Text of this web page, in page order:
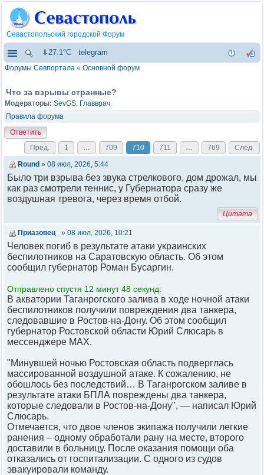
Севастопольский городской Форум
⇓27.1°C telegram
Форумы Севпортала « Основной форум
Что за взрывы странные?
Модераторы: SevGS, Главврач
Правила форума
Ответить
Пред.
1 … 709 710 711 … 769 След.
Round » 08 июл, 2026, 5:44
Было три взрыва без звука стрелкового, дом дрожал, мы
как раз смотрели теннис, у Губернатора сразу же
воздушная тревога, через время отбой.
Цитата
Приазовец_ » 08 июл, 2026, 10:21
Человек погиб в результате атаки украинских
беспилотников на Саратовскую область. Об этом
сообщил губернатор Роман Бусаргин.
Отправлено спустя 12 минут 48 секунд:
В акватории Таганрогского залива в ходе ночной атаки
беспилотников получили повреждения два танкера,
следовавшие в Ростов-на-Дону. Об этом сообщил
губернатор Ростовской области Юрий Слюсарь в
мессенджере MAX.
"Минувшей ночью Ростовская область подверглась
массированной воздушной атаке. К сожалению, не
обошлось без последствий… В Таганрогском заливе в
результате атаки БПЛА повреждены два танкера,
которые следовали в Ростов-на-Дону", — написал Юрий
Слюсарь.
Отмечается, что двое членов экипажа получили легкие
ранения – одному обработали рану на месте, второго
доставили в больницу. После оказания помощи оба
отказались от госпитализации. С одного из судов
эвакуировали команду.